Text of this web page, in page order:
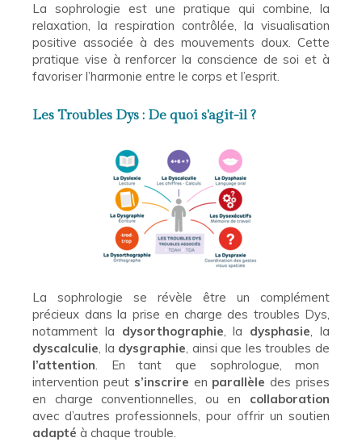
La sophrologie est une pratique qui combine, la
relaxation, la respiration contrôlée, la visualisation
positive associée à des mouvements doux. Cette
pratique vise à renforcer la conscience de soi et à
favoriser l’harmonie entre le corps et l’esprit.
Les Troubles Dys : De quoi s'agit-il ?
La sophrologie se révèle être un complément
précieux dans la prise en charge des troubles Dys,
notamment la dysorthographie, la dysphasie, la
dyscalculie, la dysgraphie, ainsi que les troubles de
l’attention. En tant que sophrologue, mon
intervention peut s’inscrire en parallèle des prises
en charge conventionnelles, ou en collaboration
avec d’autres professionnels, pour offrir un soutien
adapté à chaque trouble.